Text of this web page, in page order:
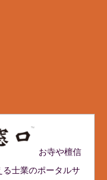
お寺や檀信
士業のポータルサ